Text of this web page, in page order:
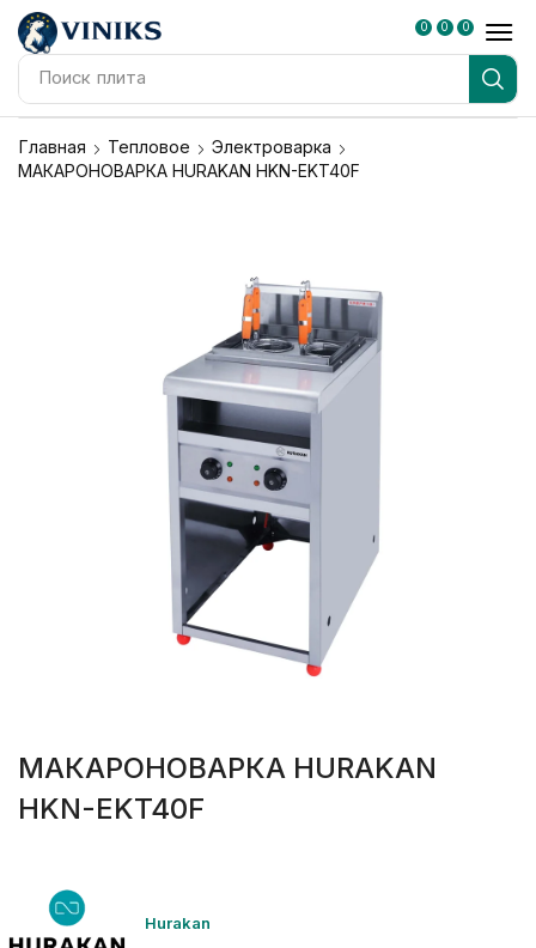
Поиск плита
0 0 0
Главная Тепловое
Электроварка
МАКАРОНОВАРКА HURAKAN HKN-EKT40F
МАКАРОНОВАРКА HURAKAN
HKN-EKT40F
Hurakan